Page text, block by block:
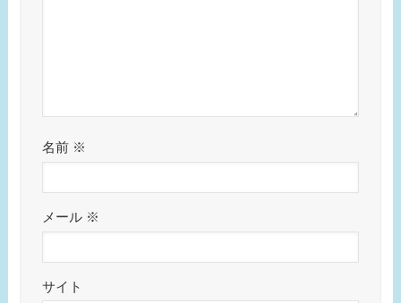
名前 ※
メール ※
サイト